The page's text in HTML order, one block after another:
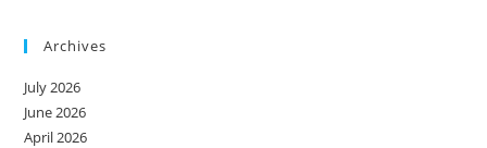
Archives
July 2026
June 2026
April 2026